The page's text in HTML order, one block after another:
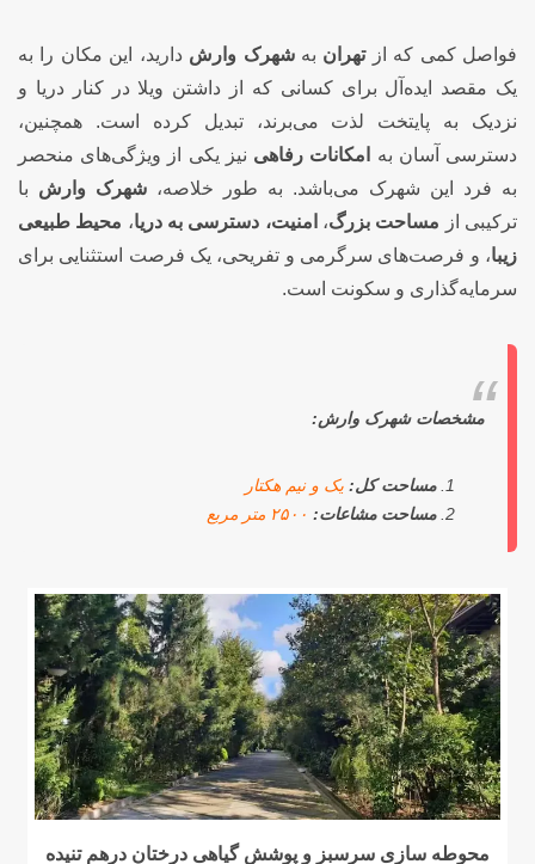
فواصل کمی که ازتهران بهشهرک وارش دارید، این مکان را به
یک مقصد ایده‌آل برای کسانی که از داشتن ویلا در کنار دریا و
نزدیک به پایتخت لذت می‌برند، تبدیل کرده است. همچنین،
دسترسی آسان به
امکانات رفاهی نیز یکی از ویژگی‌های منحصر
به فرد این شهرک می‌باشد. به طور خلاصه، شهرک وارش با
ترکیبی از مساحت بزرگ، امنیت، دسترسی به دریا، محیط طبیعی
زیبا، و فرصت‌های سرگرمی و تفریحی، یک فرصت استثنایی برای
سرمایه‌گذاری و سکونت است.
مشخصات شهرک وارش:
مساحت کل: یک و نیم هکتار
مساحت مشاعات: ۲۵۰۰ متر مربع
محوطه سازی سرسبز و پوشش گیاهی درختان درهم تنیده